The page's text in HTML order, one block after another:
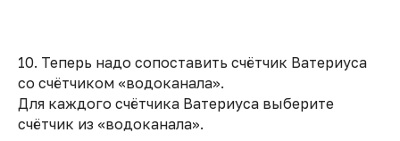
10. Теперь надо сопоставить счётчик Ватериуса
со счётчиком «водоканала».
Для каждого счётчика Ватериуса выберите
счётчик из «водоканала».